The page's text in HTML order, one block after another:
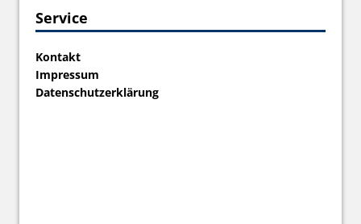
Service
Kontakt
Impressum
Datenschutzerklärung